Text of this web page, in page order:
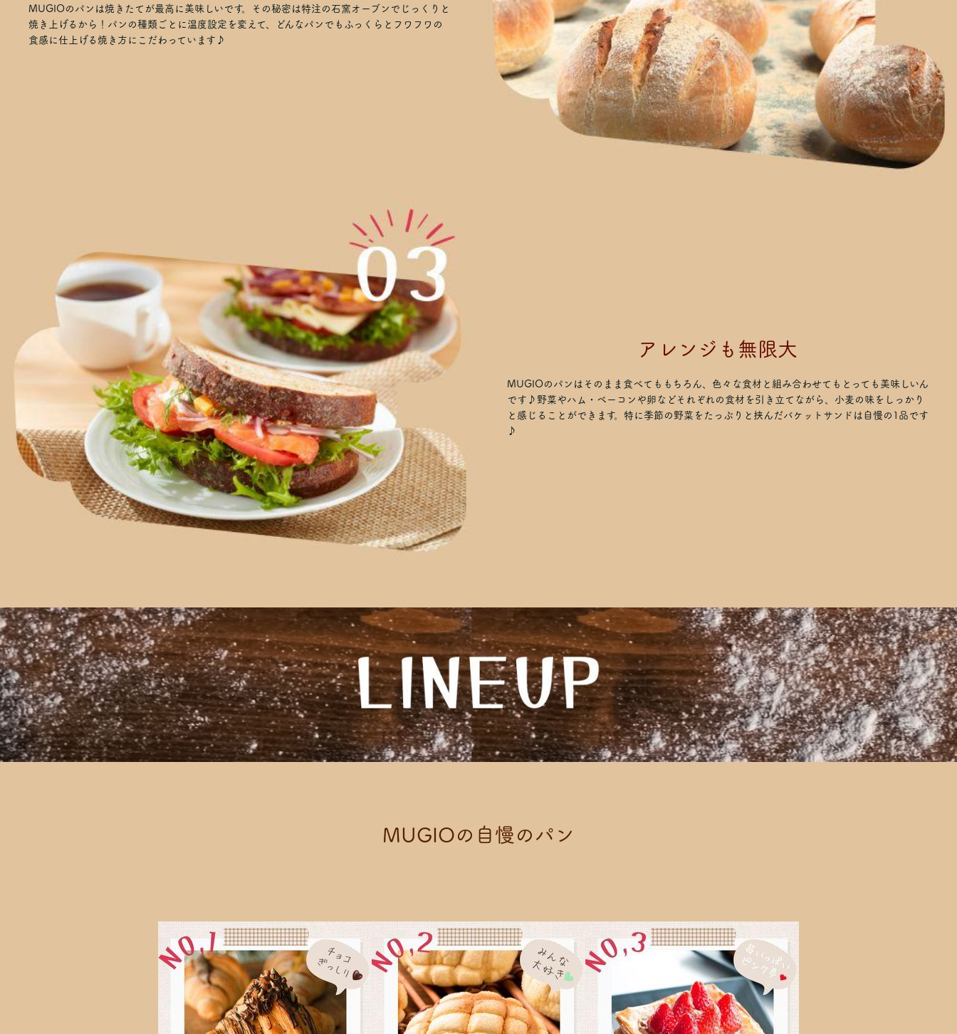
MUGIOのパンは焼きたてが最高に美味しいです。その秘密は特注の石窯オーブンでじっくりと
焼き上げるから！パンの種類ごとに温度設定を変えて、どんなパンでもふっくらとフワフワの
食感に仕上げる焼き方にこだわっています♪
アレンジも無限大
MUGIOのパンはそのまま食べてももちろん、色々な食材と組み合わせてもとっても美味しいん
です♪野菜やハム・ベーコンや卵などそれぞれの食材を引き立てながら、小麦の味をしっかり
と感じることができます。特に季節の野菜をたっぷりと挟んだバケットサンドは自慢の1品です
♪
MUGIOの 自 慢 の パ ン